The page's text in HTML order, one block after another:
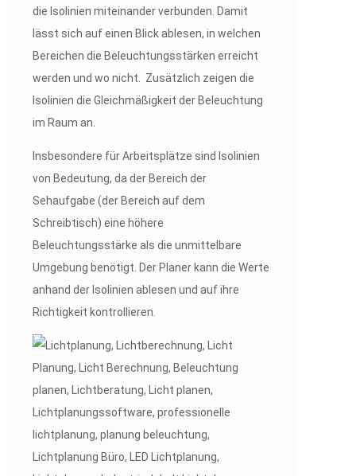
die Isolinien miteinander verbunden. Damit
lässt sich auf einen Blick ablesen, in welchen
Bereichen die Beleuchtungsstärken erreicht
werden und wo nicht. Zusätzlich zeigen die
Isolinien die Gleichmäßigkeit der Beleuchtung
im Raum an.
Insbesondere für Arbeitsplätze sind Isolinien
von Bedeutung, da der Bereich der
Sehaufgabe (der Bereich auf dem
Schreibtisch) eine höhere
Beleuchtungsstärke als die unmittelbare
Umgebung benötigt. Der Planer kann die Werte
anhand der Isolinien ablesen und auf ihre
Richtigkeit kontrollieren.